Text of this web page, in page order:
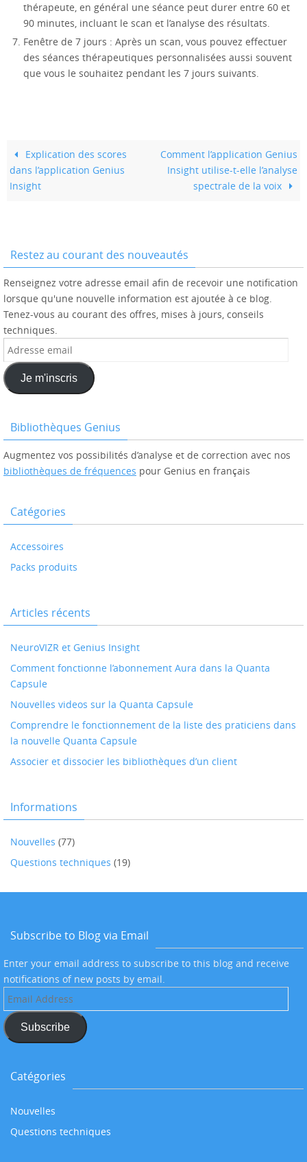
thérapeute, en général une séance peut durer entre 60 et
90 minutes, incluant le scan et l’analyse des résultats.
Fenêtre de 7 jours : Après un scan, vous pouvez effectuer
des séances thérapeutiques personnalisées aussi souvent
que vous le souhaitez pendant les 7 jours suivants.
Explication des scores
dans l’application Genius
Insight
Comment l’application Genius
Insight utilise-t-elle l’analyse
spectrale de la voix
Restez au courant des nouveautés
Renseignez votre adresse email afin de recevoir une notification
lorsque qu'une nouvelle information est ajoutée à ce blog.
Tenez-vous au courant des offres, mises à jours, conseils
techniques.
Adresse
email
Je m'inscris
Bibliothèques Genius
Augmentez vos possibilités d’analyse et de correction avec nos
bibliothèques de fréquences pour Genius en français
Catégories
Accessoires
Packs produits
Articles récents
NeuroVIZR et Genius Insight
Comment fonctionne l’abonnement Aura dans la Quanta
Capsule
Nouvelles videos sur la Quanta Capsule
Comprendre le fonctionnement de la liste des praticiens dans
la nouvelle Quanta Capsule
Associer et dissocier les bibliothèques d’un client
Informations
Nouvelles (77)
Questions techniques (19)
Subscribe to Blog via Email
Enter your email address to subscribe to this blog and receive
notifications of new posts by email.
Email
Address
Subscribe
Catégories
Nouvelles
Questions techniques